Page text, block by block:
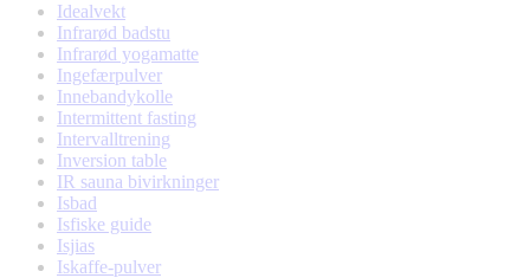
Idealvekt
Infrarød badstu
Infrarød yogamatte
Ingefærpulver
Innebandykolle
Intermittent fasting
Intervalltrening
Inversion table
IR sauna bivirkninger
Isbad
Isfiske guide
Isjias
Iskaffe-pulver